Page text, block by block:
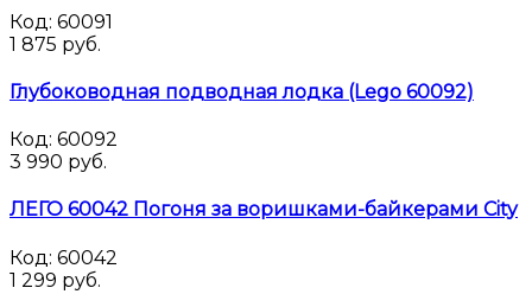
Код: 60091
1 875 руб.
Глубоководная подводная лодка (Lego 60092)
Код: 60092
3 990 руб.
ЛЕГО 60042 Погоня за воришками-байкерами City
Код: 60042
1 299 руб.